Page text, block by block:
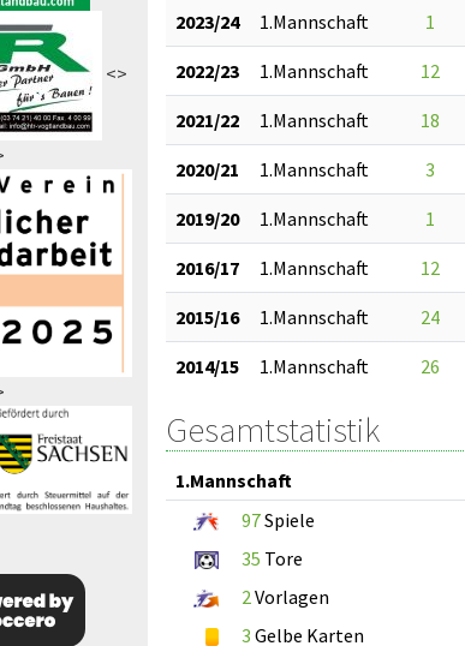
<>
2023/24 1.Mannschaft 1
2022/23 1.Mannschaft 12
2021/22 1.Mannschaft 18
2020/21 1.Mannschaft 3
2019/20 1.Mannschaft 1
2016/17 1.Mannschaft 12
2015/16 1.Mannschaft 24
2014/15 1.Mannschaft 26
Gesamtstatistik
1.Mannschaft
97Spiele
35 Tore
2 Vorlagen
3 Gelbe Karten